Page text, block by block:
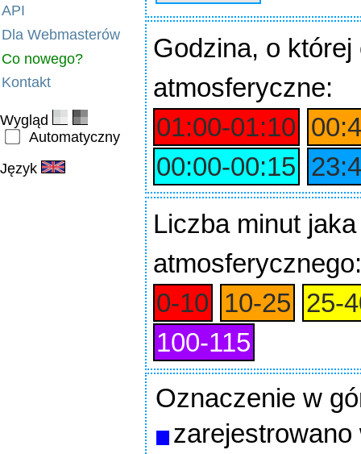
API
Dla Webmasterów
Co nowego?
Kontakt
Wygląd
Automatyczny
Język
Godzina, o której
atmosferyczne:
01:00‑01:10
00:00‑00:15
Liczba minut jaka
atmosferycznego:
0‑10 10‑25
100‑115
Oznaczenie w
zarejestrowano